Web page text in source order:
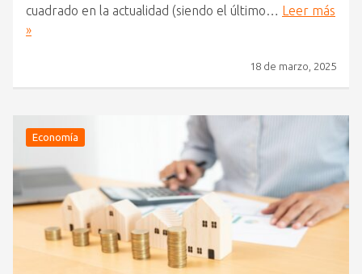
cuadrado en la actualidad (siendo el último… Leer más
»
18 de marzo, 2025
Economía